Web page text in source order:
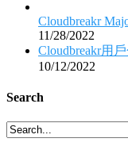
Cloudbreakr
11/28/2022
Cloudbreakr用
10/12/2022
Search